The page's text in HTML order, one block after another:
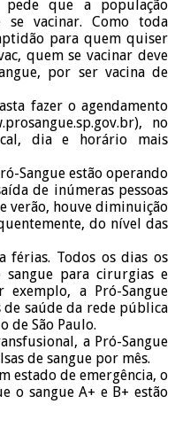
pede que a população
se vacinar. Como toda
para quem quiser
quem se vacinar deve
por ser vacina de
fazer o agendamento
no
dia e horário mais
Sangue estão operando
de inúmeras pessoas
verão, houve diminuição
do nível das
férias. Todos os dias os
sangue para cirurgias e
exemplo, a Pró-Sangue
saúde da rede pública
de São Paulo.
a Pró-Sangue
de sangue por mês.
estado de emergência, o
o sangue A+ e B+ estão